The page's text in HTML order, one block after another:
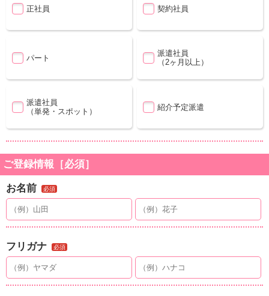
正社員 契約社員
パート
派遣社員
（2ヶ月以上）
派遣社員
（単発・スポット）
紹介予定派遣
ご登録情報［必須］
お名前 必須
フリガナ 必須